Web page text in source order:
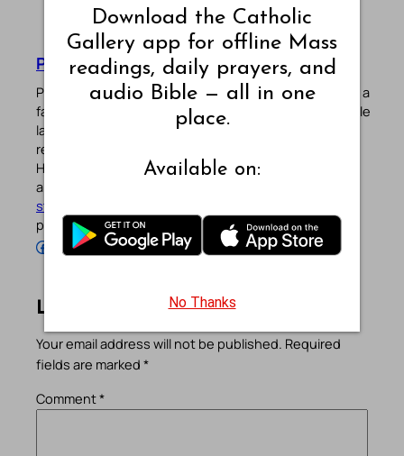
Pradeep Augustine
Pradeep Augustine is the founder of Catholic Gallery, a
faith-driven platform sharing Mass Readings in multiple
languages, prayers, quotes, catechism, Bible plans,
reflections, and other spiritual resources since 2013.
He manages the website and the official
apps alongside his professional career (
story
profiles below.
Follow Pradeep on Facebook
Follow Pradeep on LinkedIn Follow Pradeep on Pinterest Follow Pradeep on WordPress Follow Pradeep on GitHub
Leave a Reply
Your email address will not be published. Required
fields are marked *
Comment*
Download the Catholic
Gallery app for offline Mass
readings, daily prayers, and
audio Bible — all in one
place.
Available on:
No Thanks